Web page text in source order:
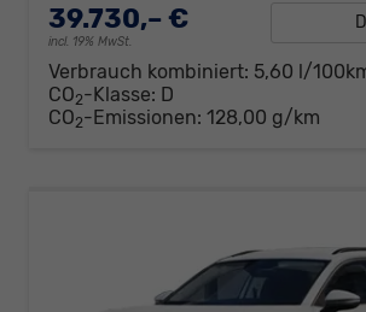
39.730,– €
incl. 19% MwSt.
Verbrauch kombiniert: 5,60 l/
CO2-Klasse: D
CO2-Emissionen: 128,00 g/km